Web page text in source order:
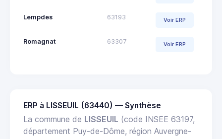
Lempdes 63193 Voir ERP
Romagnat 63307 Voir ERP
ERP à LISSEUIL (63440) — Synthèse
La commune de LISSEUIL (code INSEE 63197,
département Puy-de-Dôme, région Auvergne-